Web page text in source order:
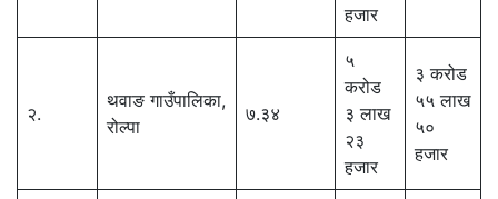
हजार
२.
थवाङ गाउँपालिका,
रोल्पा
७.३४
५
करोड
३ लाख
२३
हजार
३ करोड
५५ लाख
५०
हजार